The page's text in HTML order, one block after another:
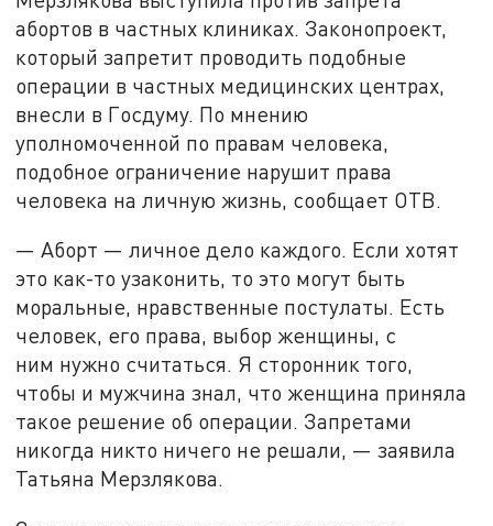
абортов в частных клиниках. Законопроект,
который запретит проводить подобные
операции в частных медицинских центрах,
внесли в Госдуму. По мнению
уполномоченной по правам человека,
подобное ограничение нарушит права
человека на личную жизнь, сообщает ОТВ.
— Аборт — личное дело каждого. Если хотят
это как-то узаконить, то это могут быть
моральные, нравственные постулаты. Есть
человек, его права, выбор женщины, с
ним нужно считаться. Я сторонник того,
чтобы и мужчина знал, что женщина приняла
такое решение об операции. Запретами
никогда никто ничего не решали, — заявила
Татьяна Мерзлякова.